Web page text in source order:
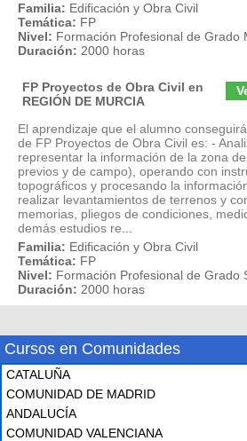
Familia: Edificación y Obra Civil
Temática: FP
Nivel: Formación Profesional de Grado
Duración: 2000 horas
FP Proyectos de Obra Civil en
REGIÓN DE MURCIA
El aprendizaje que el alumno
de FP Proyectos de Obra Civil es: -
representar la información de la zona
previos y de campo), operando con
topográficos y procesando la
realizar levantamientos de terrenos y
memorias, pliegos de condiciones,
demás estudios re...
Familia: Edificación y Obra Civil
Temática: FP
Nivel: Formación Profesional de Grado
Duración: 2000 horas
Cursos en Comunidades
CATALUÑA
COMUNIDAD DE MADRID
ANDALUCÍA
COMUNIDAD VALENCIANA